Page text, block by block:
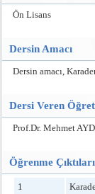
Ön Lisans
Dersin Amacı
Dersin amacı,
Dersi Veren
Prof.Dr. Mehmet
Öğrenme Çıktıları
1